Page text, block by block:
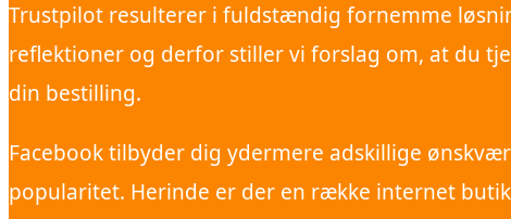
Trustpilot resulterer i fuldstændig fornemme
reflektioner og derfor stiller vi forslag om, at du
din bestilling.
Facebook tilbyder dig ydermere adskillige
popularitet. Herinde er der en række internet